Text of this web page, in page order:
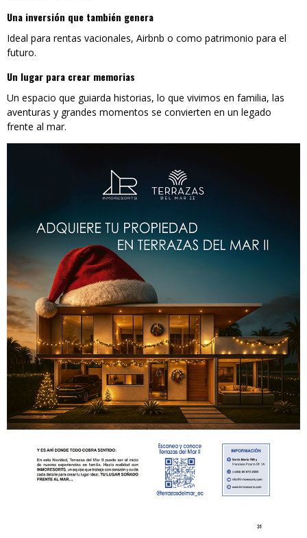
Una inversión que también genera
Ideal para rentas vacionales, Airbnb o como patrimonio para el
futuro.
Un lugar para crear memorias
Un espacio que guiarda historias, lo que vivimos en familia, las
aventuras y grandes momentos se convierten en un legado
frente al mar.